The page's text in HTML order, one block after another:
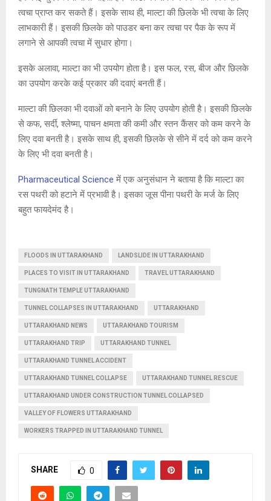
त्वचा प्राप्त कर सकते हैं। इसके साथ ही, माल्टा की छिलके भी त्वचा के लिए
लाभकारी हैं। इसकी छिलके को पाउडर बना कर त्वचा पर पैक के रूप में
लगाने से आपकी त्वचा में सुधार होगा।
इसके अलावा, माल्टा का भी उपयोग होता है। इस फल, रस, बीज और छिलके
का उपयोग करके कई प्रकार की दवाएं बनती हैं।
माल्टा की छिलका भी दवाओं को बनाने के लिए उपयोग होती है। इसकी छिलके
से कफ, सर्दी, श्लेष्मा, पाचन क्षमता की कमी और स्तन कैंसर को कम करने के
लिए दवा बनती है। इसके साथ ही, इसकी छिलके से सीने में दर्द को कम करने
के लिए भी दवा बनती है।
Pharmaceutical Science में एक अनुसंधान ने बताया है कि माल्टा का
रस पथरी को हटाने में प्रभावी है। इसका जूस पीना पथरी के मर्ज के लिए
बहुत फायदेमंद है।
FLOODS IN UTTARAKHAND LANDSLIDE IN UTTARAKHAND
PLACES TO VISIT IN UTTARAKHAND TRAVEL UTTARAKHAND
TUNGNATH TEMPLE UTTARAKHAND
TUNNEL COLLAPSES IN UTTARAKHAND UTTARAKHAND
UTTARAKHAND NEWS UTTARAKHAND TOURISM
UTTARAKHAND TRIP UTTARAKHAND TUNNEL
UTTARAKHAND TUNNEL ACCIDENT
UTTARAKHAND TUNNEL COLLAPSE UTTARAKHAND TUNNEL RESCUE
UTTARAKHAND UNDER CONSTRUCTION TUNNEL COLLAPSED
VALLEY OF FLOWERS UTTARAKHAND
WORKERS TRAPPED IN UTTARAKHAND TUNNEL
SHARE 0